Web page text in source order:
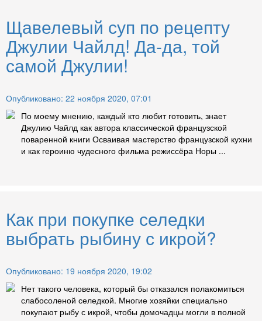
Щавелевый суп по рецепту
Джулии Чайлд! Да-да, той
самой Джулии!
Опубликовано: 22 ноября 2020, 07:01
По моему мнению, каждый кто любит готовить, знает
Джулию Чайлд как автора классической французской
поваренной книги Осваивая мастерство французской кухни
и как героиню чудесного фильма режиссёра Норы ...
Как при покупке селедки
выбрать рыбину с икрой?
Опубликовано: 19 ноября 2020, 19:02
Нет такого человека, который бы отказался полакомиться
слабосоленой селедкой. Многие хозяйки специально
покупают рыбу с икрой, чтобы домочадцы могли в полной